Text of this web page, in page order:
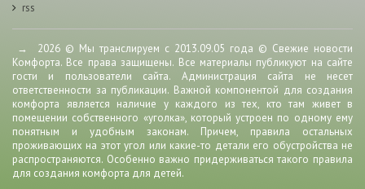
rss
→ 2026 © Мы транслируем с 2013.09.05 года © Свежие новости
Комфорта. Все права защищены. Все материалы публикуют на сайте
гости и пользователи сайта. Администрация сайта не несет
ответственности за публикации. Важной компонентой для создания
комфорта является наличие у каждого из тех, кто там живет в
помещении собственного «уголка», который устроен по одному ему
понятным и удобным законам. Причем, правила остальных
проживающих на этот угол или какие-то детали его обустройства не
распространяются. Особенно важно придерживаться такого правила
для создания комфорта для детей.